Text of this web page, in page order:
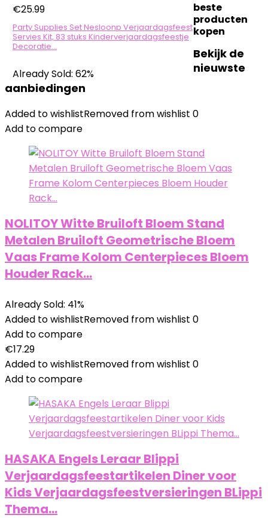
€25.99
Party Supplies Set Nesloonp Verjaardagsfeest
Servies Kit, 83 stuks Kinderverjaardagsfeestje
Decoratie…
Already Sold: 62%
beste
producten
kopen
Bekijk de
nieuwste
aanbiedingen
Added to wishlistRemoved from wishlist 0
Add to compare
NOLITOY Witte Bruiloft Bloem Stand
Metalen Bruiloft Geometrische Bloem
Vaas Frame Kolom Centerpieces Bloem
Houder Rack…
Already Sold: 41%
Added to wishlistRemoved from wishlist 0
Add to compare
€17.29
Added to wishlistRemoved from wishlist 0
Add to compare
HASAKA Engels Leraar Blippi
Verjaardagsfeestartikelen Diner voor
Kids Verjaardagsfeestversieringen BLippi
Thema…